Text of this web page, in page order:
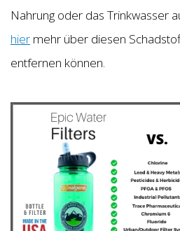
Nahrung oder das Trinkwasser
hier mehr über diesen
entfernen können.